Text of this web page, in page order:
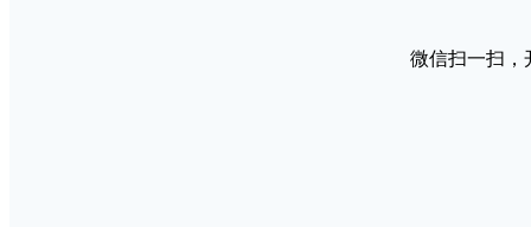
微信扫一扫，